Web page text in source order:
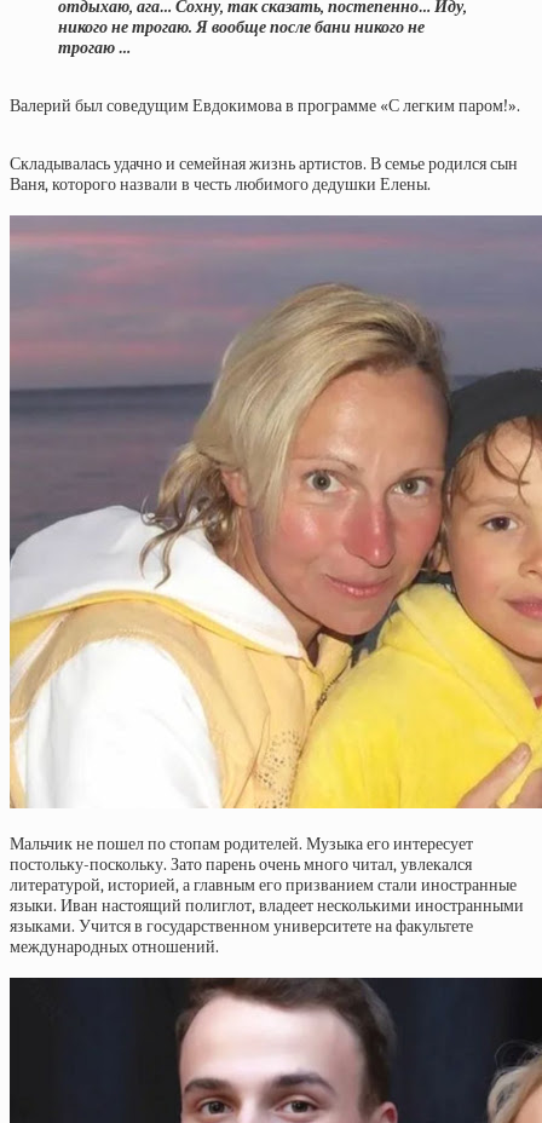
отдыхаю, ага… Сохну, так сказать, постепенно… Иду,
никого не трогаю. Я вообще после бани никого не
трогаю …
Валерий был соведущим Евдокимова в программе «С легким паром!».
Складывалась удачно и семейная жизнь артистов. В семье родился сын
Ваня, которого назвали в честь любимого дедушки Елены.
Мальчик не пошел по стопам родителей. Музыка его интересует
постольку-поскольку. Зато парень очень много читал, увлекался
литературой, историей, а главным его призванием стали иностранные
языки. Иван настоящий полиглот, владеет несколькими иностранными
языками. Учится в государственном университете на факультете
международных отношений.